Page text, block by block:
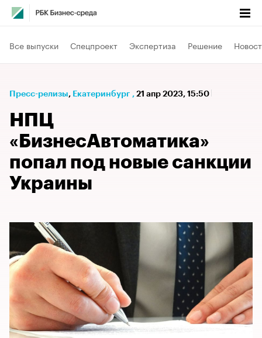
Все выпуски Спецпроект Экспертиза Решение
Пресс-релизы⁠, Екатеринбург , 21 апр 2023, 15:50
НПЦ
«БизнесАвтоматика»
попал под новые санкции
Украины